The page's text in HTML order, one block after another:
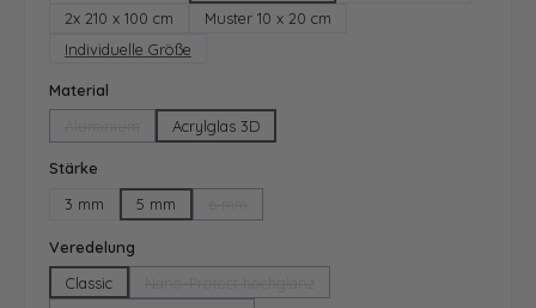
2x 210 x 100 cm
Muster 10 x 20 cm
Individuelle Größe
Material
(Diese Option ist zurzeit nicht verfügbar.)
Acrylglas 3D
Stärke
3 mm
5 mm
Veredelung
Classic